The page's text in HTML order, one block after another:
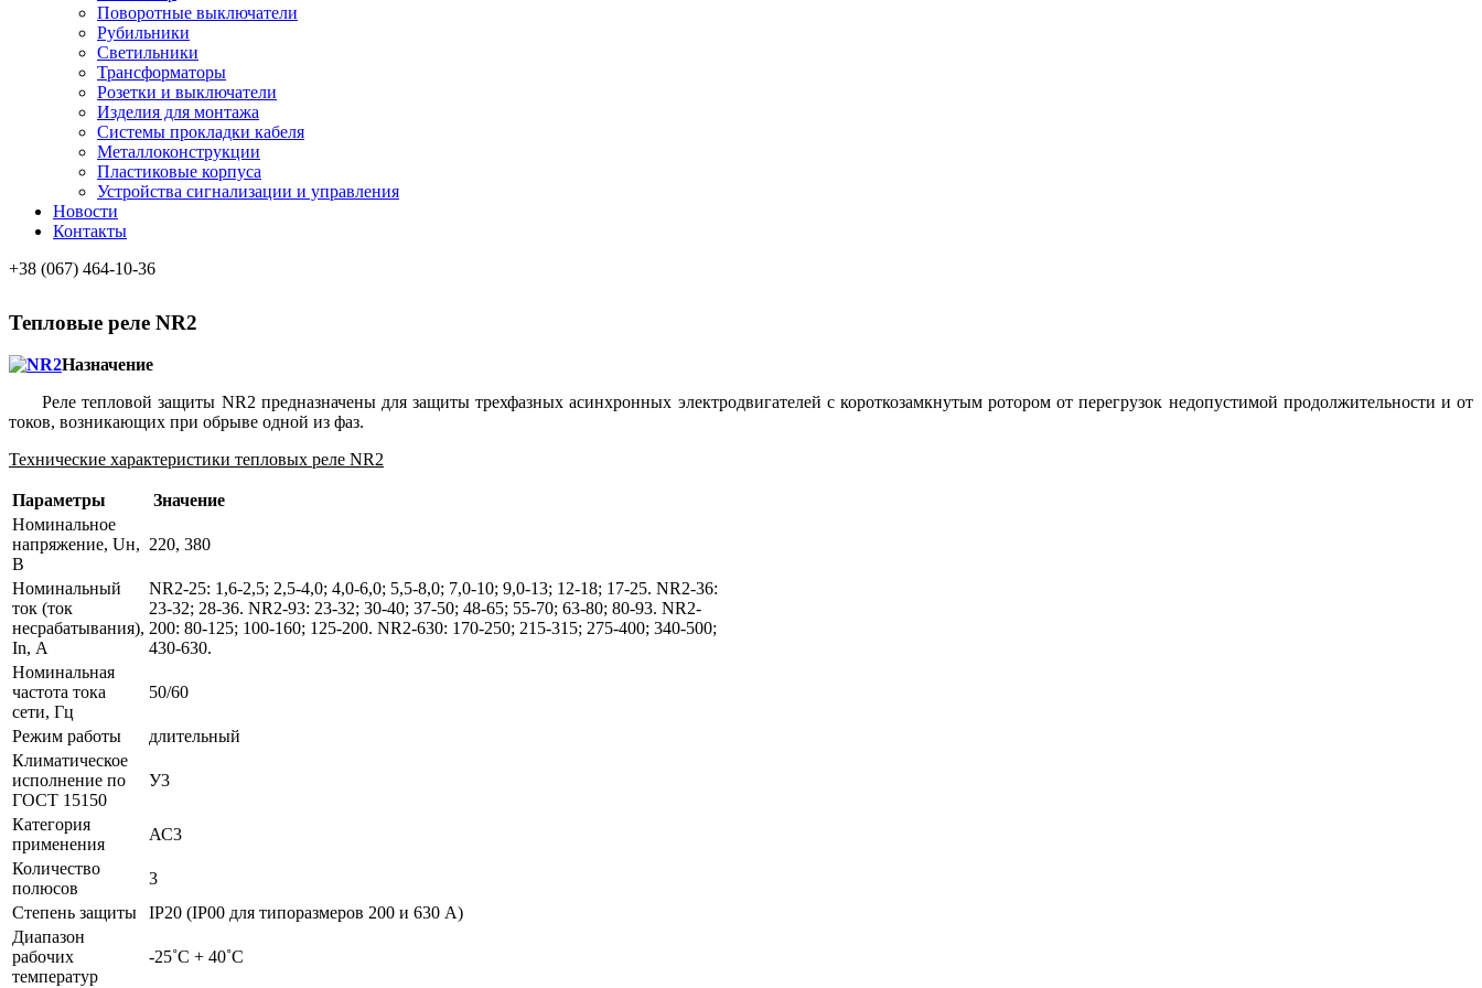
Поворотные выключатели
Рубильники
Светильники
Трансформаторы
Розетки и выключатели
Изделия для монтажа
Системы прокладки кабеля
Металлоконcтрукции
Пластиковые корпуса
Устройства сигнализации и управления
Новости
Контакты
+38 (067) 464-10-36
Тепловые реле NR2
Назначение
Реле тепловой защиты NR2 предназначены для защиты трехфазных асинхронных электродвигателей с короткозамкнутым ротором от перегрузок недопустимой продолжительности и от
токов, возникающих при обрыве одной из фаз.
Технические характеристики тепловых реле NR2
Параметры
Значение
Номинальное
напряжение, Uн,
В
220, 380
Номинальный
ток (ток
несрабатывания),
In, А
NR2-25: 1,6-2,5; 2,5-4,0; 4,0-6,0; 5,5-8,0; 7,0-10; 9,0-13; 12-18; 17-25. NR2-36:
23-32; 28-36. NR2-93: 23-32; 30-40; 37-50; 48-65; 55-70; 63-80; 80-93. NR2-
200: 80-125; 100-160; 125-200. NR2-630: 170-250; 215-315; 275-400; 340-500;
430-630.
Номинальная
частота тока
сети, Гц
50/60
Режим работы
длительный
Климатическое
исполнение по
ГОСТ 15150
У3
Категория
применения
АС3
Количество
полюсов
3
Степень защиты
IP20 (IP00 для типоразмеров 200 и 630 А)
Диапазон
рабочих
температур
-25˚С + 40˚С